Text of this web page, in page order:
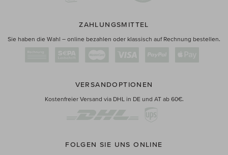
ZAHLUNGSMITTEL
Sie haben die Wahl – online bezahlen oder klassisch auf Rechnung bestellen.
VERSANDOPTIONEN
Kostenfreier Versand via DHL in DE und AT ab 60€.
FOLGEN SIE UNS ONLINE